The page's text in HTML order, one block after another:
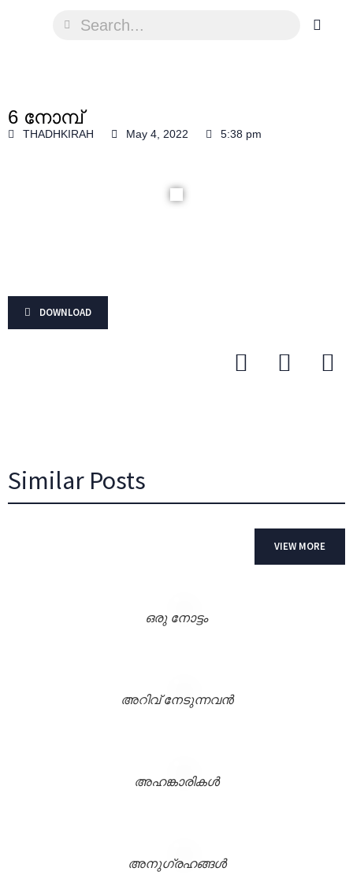
6 നോമ്പ്
THADHKIRAH May 4, 2022 5:38 pm
DOWNLOAD
Similar Posts
VIEW MORE
ഒരു നോട്ടം
അറിവ് നേടുന്നവൻ
അഹങ്കാരികൾ
അനുഗ്രഹങ്ങൾ